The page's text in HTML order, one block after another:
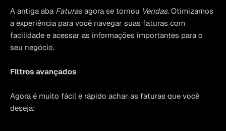
A antiga aba Faturas agora se tornou Vendas. Otimizamos
a experiência para você navegar suas faturas com
facilidade e acessar as informações importantes para o
seu negócio.
Filtros avançados
Agora é muito fácil e rápido achar as faturas que você
deseja: